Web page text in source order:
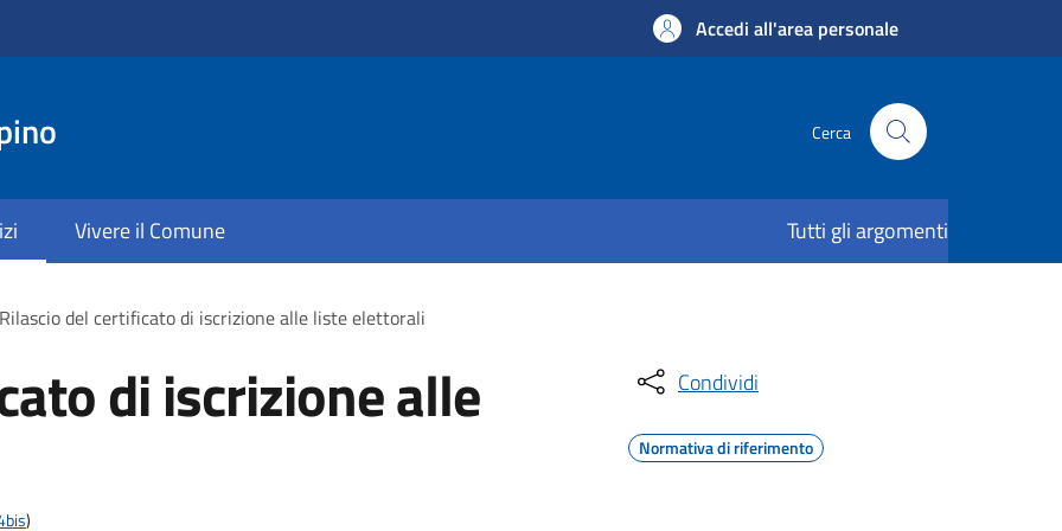
Accedi all'area personale
Cerca
Vivere il Comune Tutti gli argomenti
Rilascio del certificato di iscrizione alle liste elettorali
di iscrizione alle
)
Condividi
Normativa di riferimento